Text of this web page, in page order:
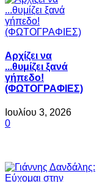
Αρχίζει να
...θυμίζει ξανά
γήπεδο!
(ΦΩΤΟΓΡΑΦΙΕΣ)
Ιουλίου 3, 2026
0